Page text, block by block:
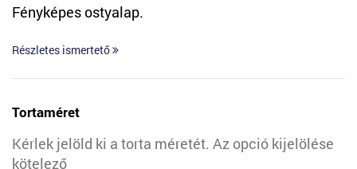
Fényképes ostyalap.
Részletes ismertető
Tortaméret
Kérlek jelöld ki a torta méretét. Az opció kijelölése
kötelező